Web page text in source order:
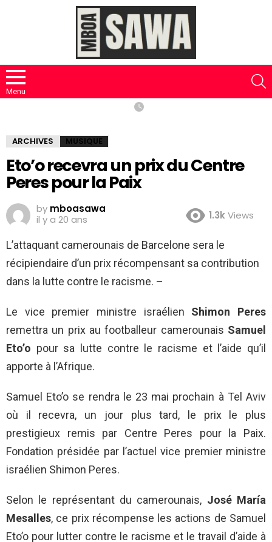
Menu
ARCHIVES MUSIQUE
Eto’o recevra un prix du Centre
Peres pour la Paix
by mboasawa
il y a 20 ans
1.3kViews
L’attaquant camerounais de Barcelone sera le
récipiendaire d’un prix récompensant sa contribution
dans la lutte contre le racisme. –
Le vice premier ministre israélien Shimon Peres
remettra un prix au footballeur camerounais Samuel
Eto’o pour sa lutte contre le racisme et l’aide qu’il
apporte à l’Afrique.
Samuel Eto’o se rendra le 23 mai prochain à Tel Aviv
où il recevra, un jour plus tard, le prix le plus
prestigieux remis par Centre Peres pour la Paix.
Fondation présidée par l’actuel vice premier ministre
israélien Shimon Peres.
Selon le représentant du camerounais, José María
Mesalles, ce prix récompense les actions de Samuel
Eto’o pour lutter contre le racisme et le travail d’aide à